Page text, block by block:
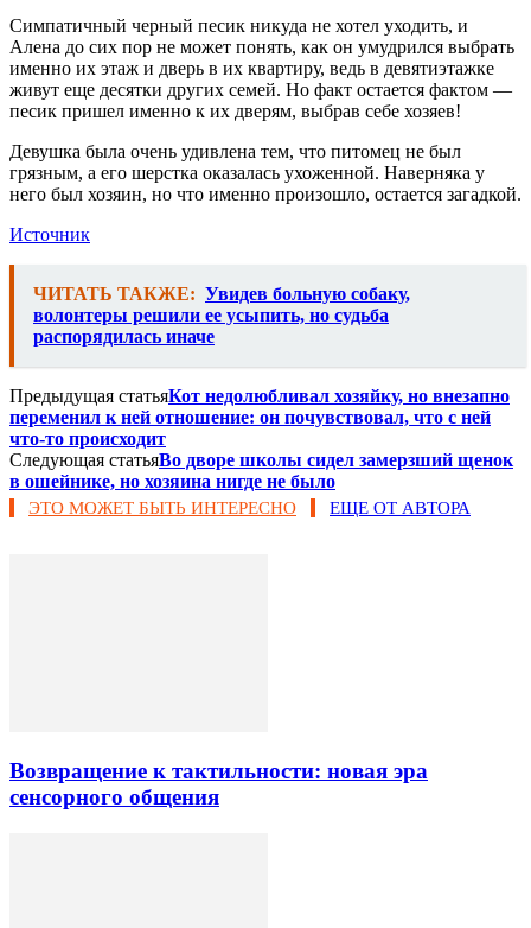
Симпатичный черный песик никуда не хотел уходить, и
Алена до сих пор не может понять, как он умудрился выбрать
именно их этаж и дверь в их квартиру, ведь в девятиэтажке
живут еще десятки других семей. Но факт остается фактом —
песик пришел именно к их дверям, выбрав себе хозяев!
Девушка была очень удивлена тем, что питомец не был
грязным, а его шерстка оказалась ухоженной. Наверняка у
него был хозяин, но что именно произошло, остается загадкой.
Источник
ЧИТАТЬ ТАКЖЕ: Увидев больную собаку,
волонтеры решили ее усыпить, но судьба
распорядилась иначе
Предыдущая статьяКот недолюбливал хозяйку, но внезапно
переменил к ней отношение: он почувствовал, что с ней
что-то происходит
Следующая статьяВо дворе школы сидел замерзший щенок
в ошейнике, но хозяина нигде не было
ЭТО МОЖЕТ БЫТЬ ИНТЕРЕСНО ЕЩЕ ОТ АВТОРА
Возвращение к тактильности: новая эра
сенсорного общения